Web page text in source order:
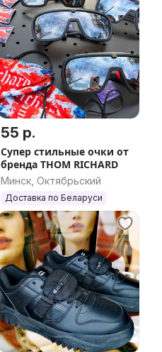
55 р.
Супер стильные очки от
бренда THOM RICHARD
Минск, Октябрьский
Доставка по Беларуси